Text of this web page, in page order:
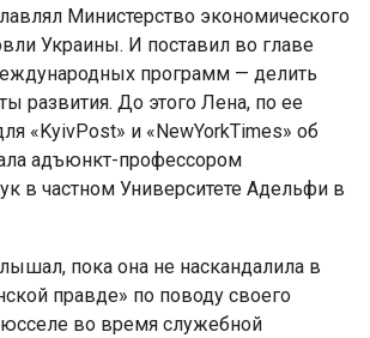
Министерство экономического
Украины. И поставил во главе
программ — делить
развития. До этого Лена, по ее
«KyivPost» и «NewYorkTimes» об
адъюнкт-профессором
в частном Университете Адельфи в
пока она не наскандалила в
правде» по поводу своего
во время служебной